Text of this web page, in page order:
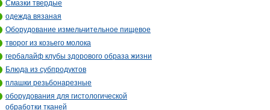
Смазки твердые
одежда вязаная
Оборудование измельчительное пищевое
творог из козьего молока
гербалайф клубы здорового образа жизни
Блюда из субпродуктов
плашки резьбонарезные
оборудования для гистологической
обработки тканей